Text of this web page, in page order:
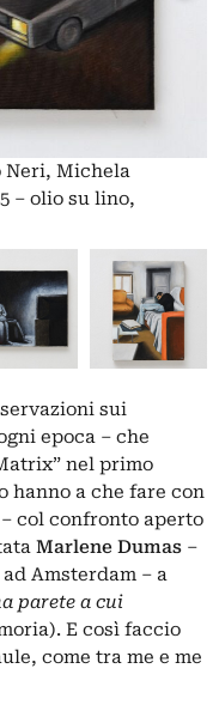
Neri, Michela
– olio su lino,
sui
epoca – che
nel primo
hanno a che fare con
col confronto aperto
Marlene Dumas –
Amsterdam – a
parete a cui
E così faccio
come tra me e me